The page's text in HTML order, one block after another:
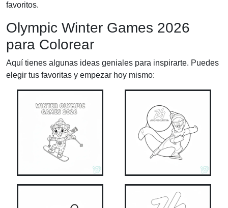
favoritos.
Olympic Winter Games 2026
para Colorear
Aquí tienes algunas ideas geniales para inspirarte. Puedes
elegir tus favoritas y empezar hoy mismo: